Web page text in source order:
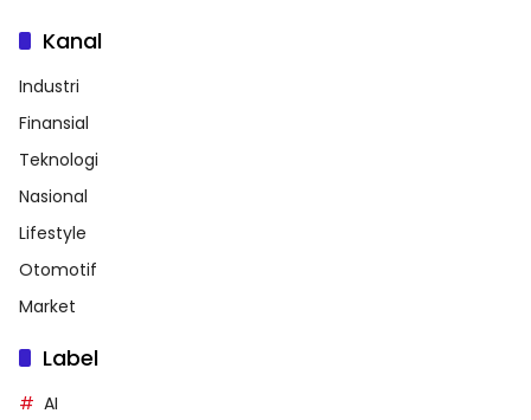
Kanal
Industri
Finansial
Teknologi
Nasional
Lifestyle
Otomotif
Market
Label
AI